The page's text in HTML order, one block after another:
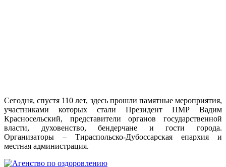
Сегодня, спустя 110 лет, здесь прошли памятные мероприятия,
участниками которых стали Президент ПМР Вадим
Красносельский, представители органов государственной
власти, духовенство, бендерчане и гости города.
Организаторы – Тираспольско-Дубоссарская епархия и
местная администрация.